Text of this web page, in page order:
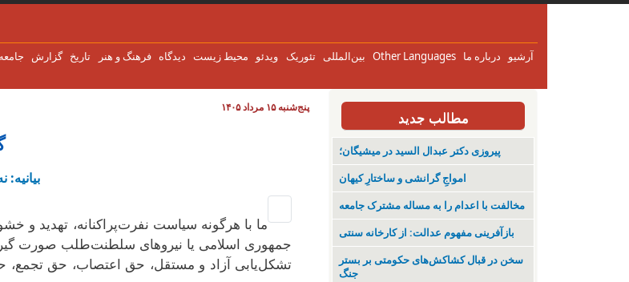
گزارش تاریخ فرهنگ و هنر دیدگاه محیط زیست ویدئو تئوریک بین‌المللی Other Languages درباره ما آرشیو
پنج‌شنبه ۱۵ مرداد ۱۴۰۵
ما با هرگونه سیاست نفرت‌پراکنانه، تهدید و
جمهوری اسلامی یا نیروهای سلطنت‌طلب صورت گیرد،
تشکل‌یابی آزاد و مستقل، حق اعتصاب، حق تجمع،
مطالب جدید
پیروزی دکتر عبدال السید در میشیگان؛
‌امواجِ گرانشی و ساختارِ کیهان
مخالفت با اعدام را به مساله مشترک جامعه
بازآفرینی مفهوم عدالت: از کارخانه سنتی
سخن در قبال کشاکش‌های حکومتی بر بستر
جنگ